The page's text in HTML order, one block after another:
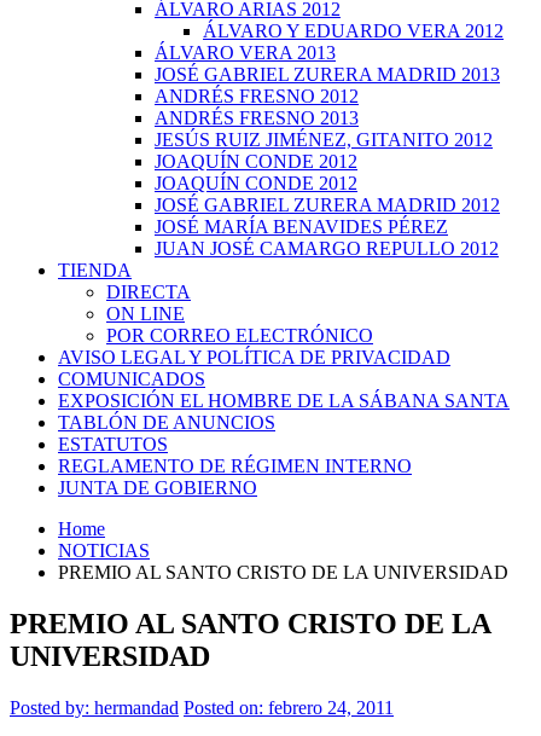
ÁLVARO ARIAS 2012
ÁLVARO Y EDUARDO VERA 2012
ÁLVARO VERA 2013
JOSÉ GABRIEL ZURERA MADRID 2013
ANDRÉS FRESNO 2012
ANDRÉS FRESNO 2013
JESÚS RUIZ JIMÉNEZ, GITANITO 2012
JOAQUÍN CONDE 2012
JOAQUÍN CONDE 2012
JOSÉ GABRIEL ZURERA MADRID 2012
JOSÉ MARÍA BENAVIDES PÉREZ
JUAN JOSÉ CAMARGO REPULLO 2012
TIENDA
DIRECTA
ON LINE
POR CORREO ELECTRÓNICO
AVISO LEGAL Y POLÍTICA DE PRIVACIDAD
COMUNICADOS
EXPOSICIÓN EL HOMBRE DE LA SÁBANA SANTA
TABLÓN DE ANUNCIOS
ESTATUTOS
REGLAMENTO DE RÉGIMEN INTERNO
JUNTA DE GOBIERNO
Home
NOTICIAS
PREMIO AL SANTO CRISTO DE LA UNIVERSIDAD
PREMIO AL SANTO CRISTO DE LA
UNIVERSIDAD
Posted by: hermandad Posted on: febrero 24, 2011